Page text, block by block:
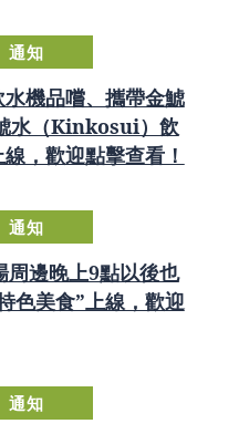
通知
機品嚐、攜帶金鯱
水（Kinkosui）飲
，歡迎點擊查看！
通知
邊晚上9點以後也
色美食”上線，歡迎
通知